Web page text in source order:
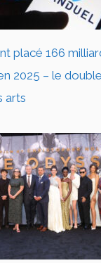
placé 166
2025 – le
arts